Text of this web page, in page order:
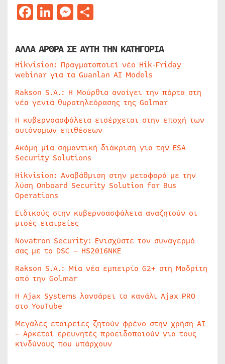
Facebook
LinkedIn
Messenger
ΑΛΛΑ ΑΡΘΡΑ ΣΕ ΑΥΤΗ ΤΗΝ ΚΑΤΗΓΟΡΙΑ
Hikvision: Πραγματοποιεί νέο Hik-Friday
webinar για τα Guanlan AI Models
Rakson S.A.: Η Μούρθια ανοίγει την πόρτα στη
νέα γενιά θυροτηλεόρασης της Golmar
Η κυβερνοασφάλεια εισέρχεται στην εποχή των
αυτόνομων επιθέσεων
Ακόμη μία σημαντική διάκριση για την ESA
Security Solutions
Hikvision: Αναβάθμιση στην μεταφορά με την
λύση Onboard Security Solution for Bus
Operations
Ειδικούς στην κυβερνοασφάλεια αναζητούν οι
μισές εταιρείες
Novatron Security: Ενισχύστε τον συναγερμό
σας με το DSC – HS2016NKE
Rakson S.A.: Μία νέα εμπειρία G2+ στη Μαδρίτη
από την Golmar
Η Ajax Systems λανσάρει το κανάλι Ajax PRO
στο YouTube
Μεγάλες εταιρείες ζητούν φρένο στην χρήση AI
– Αρκετοί ερευνητές προειδοποιούν για τους
κινδύνους που υπάρχουν